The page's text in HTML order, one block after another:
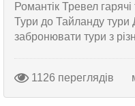
Романтік Тревел
Тури до Тайланду тури
забронювати тури з
1126 переглядів